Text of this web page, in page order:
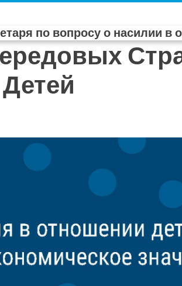
по вопросу о насилии в